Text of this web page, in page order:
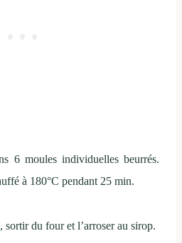
6 moules individuelles beurrés.
à 180°C pendant 25 min.
du four et l’arroser au sirop.